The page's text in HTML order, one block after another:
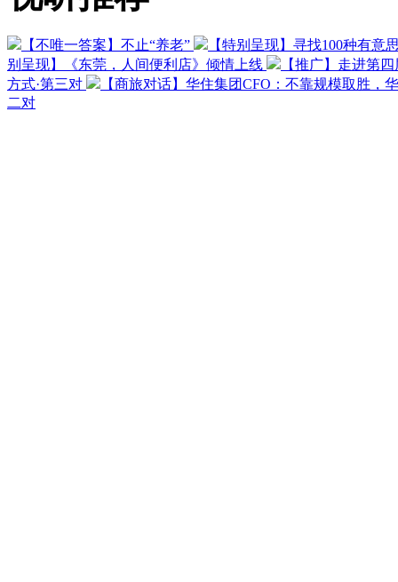
【不唯一答案】不止“养老”
【特别呈现】寻找100种有意
别呈现】《东莞，人间便利店》倾情上线
【推广】走进第
方式·第三对
【商旅对话】华住集团CFO：不靠规模取胜，
二对